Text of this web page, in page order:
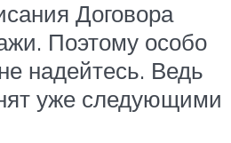
Договора
Поэтому особо
надейтесь. Ведь
уже следующими